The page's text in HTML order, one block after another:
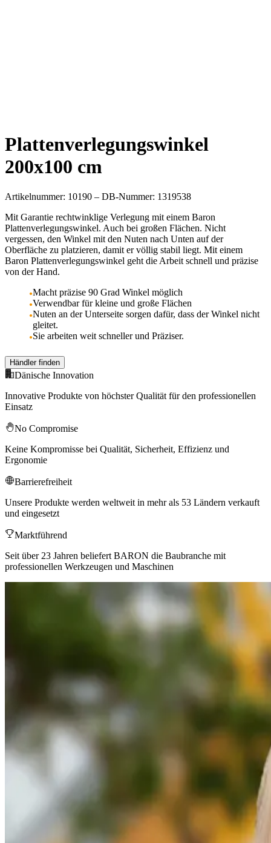
Plattenverlegungswinkel
200x100 cm
Artikelnummer: 10190 – DB-Nummer: 1319538
Mit Garantie rechtwinklige Verlegung mit einem Baron
Plattenverlegungswinkel. Auch bei großen Flächen. Nicht
vergessen, den Winkel mit den Nuten nach Unten auf der
Oberfläche zu platzieren, damit er völlig stabil liegt. Mit einem
Baron Plattenverlegungswinkel geht die Arbeit schnell und präzise
von der Hand.
Macht präzise 90 Grad Winkel möglich
Verwendbar für kleine und große Flächen
Nuten an der Unterseite sorgen dafür, dass der Winkel nicht
gleitet.
Sie arbeiten weit schneller und Präziser.
Händler finden
Dänische Innovation
Innovative Produkte von höchster Qualität für den professionellen
Einsatz
No Compromise
Keine Kompromisse bei Qualität, Sicherheit, Effizienz und
Ergonomie
Barrierefreiheit
Unsere Produkte werden weltweit in mehr als 53 Ländern verkauft
und eingesetzt
Marktführend
Seit über 23 Jahren beliefert BARON die Baubranche mit
professionellen Werkzeugen und Maschinen